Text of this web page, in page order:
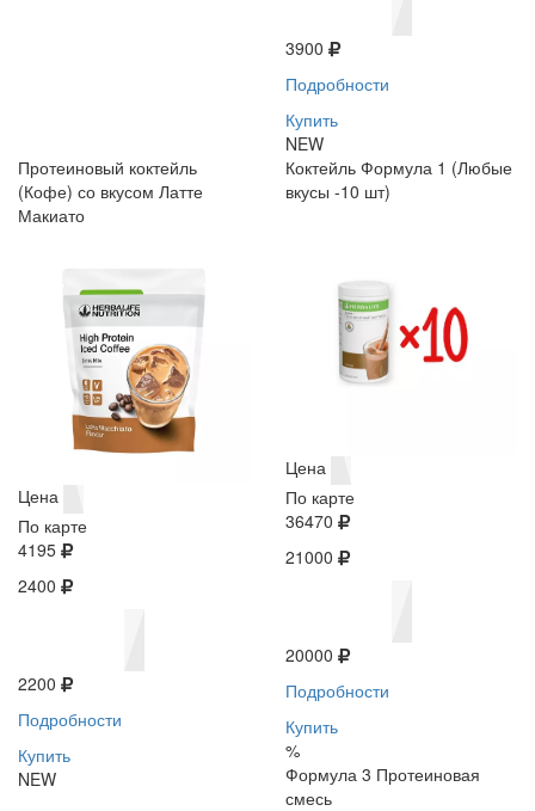
3900
Подробности
Купить
NEW
Протеиновый коктейль
(Кофе) со вкусом Латте
Макиато
Цена
По карте
4195
2400
2200
Подробности
Купить
NEW
Коктейль Формула 1 (Любые
вкусы -10 шт)
Цена
По карте
36470
21000
20000
Подробности
Купить
%
Формула 3 Протеиновая
смесь